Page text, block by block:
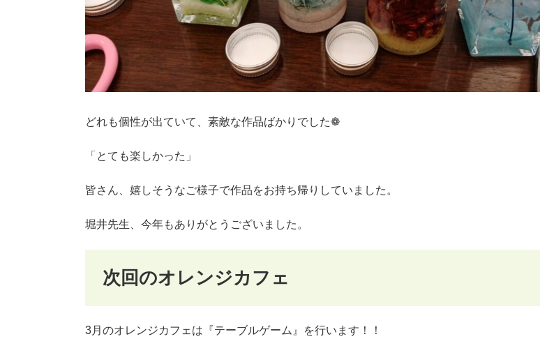
どれも個性が出ていて、素敵な作品ばかりでした❁
「とても楽しかった」
皆さん、嬉しそうなご様子で作品をお持ち帰りしていました。
堀井先生、今年もありがとうございました。
次回のオレンジカフェ
3月のオレンジカフェは『テーブルゲーム』を行います！！